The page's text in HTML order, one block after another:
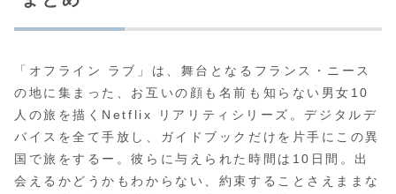
「オフライン ラブ」は、舞台となるフランス・ニース
の地に集まった、お互いの顔も名前も知らない男女10
人の旅を描くNetflix リアリティシリーズ。デジタルデ
バイスを全て手放し、ガイドブックだけを片手にこの異
国で旅をするー。彼らに与えられた時間は10日間。出
会えるかどうかもわからない、約束することさえままな